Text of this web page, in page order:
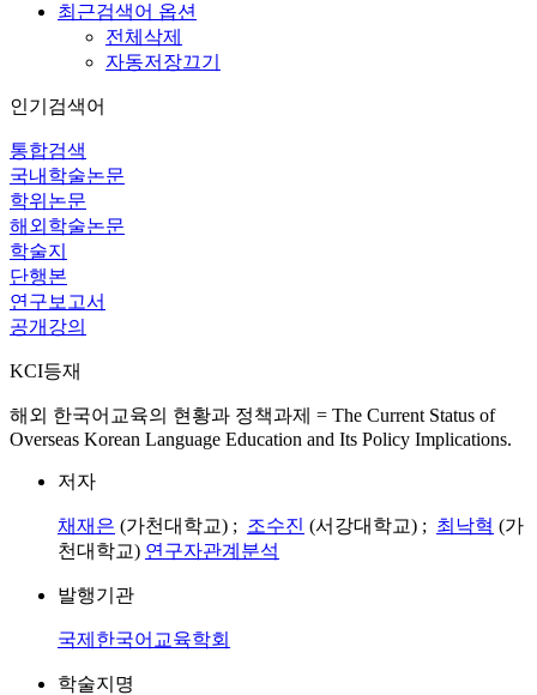
최근검색어 옵션
전체삭제
자동저장끄기
인기검색어
통합검색
국내학술논문
학위논문
해외학술논문
학술지
단행본
연구보고서
공개강의
KCI등재
해외 한국어교육의 현황과 정책과제 = The Current Status of
Overseas Korean Language Education and Its Policy Implications.
저자
채재은 (가천대학교) ; 조수진 (서강대학교) ; 최낙혁 (가
천대학교) 연구자관계분석
발행기관
국제한국어교육학회
학술지명